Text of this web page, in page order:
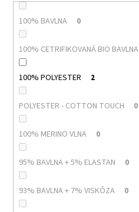
100% BAVLNA 0
100% CETRIFIKOVANÁ BIO BAVLNA
100% POLYESTER 2
POLYESTER - COTTON TOUCH 0
100% MERINO VLNA 0
95% BAVLNA + 5% ELASTAN 0
93% BAVLNA + 7% VISKÓZA 0